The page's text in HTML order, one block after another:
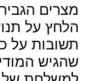
מצרים
הלחץ על
תשובות על
שהגיש